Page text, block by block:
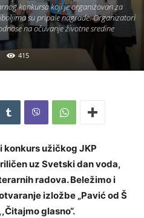
konkursa koji je organizovan za
su pripale nagrade. Organizatori
na očuvanje životne sredine
415
konkurs užičkog JKP
uz Svetski dan voda,
radova. Beležimo i
izložbe „Pavić od Š
glasno“.